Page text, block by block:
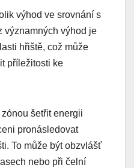
výhod ve srovnání s
významných výhod je
hřiště, což může
příležitosti ke
šetřit energii
pronásledovat
To může být obzvlášť
nebo při čelní